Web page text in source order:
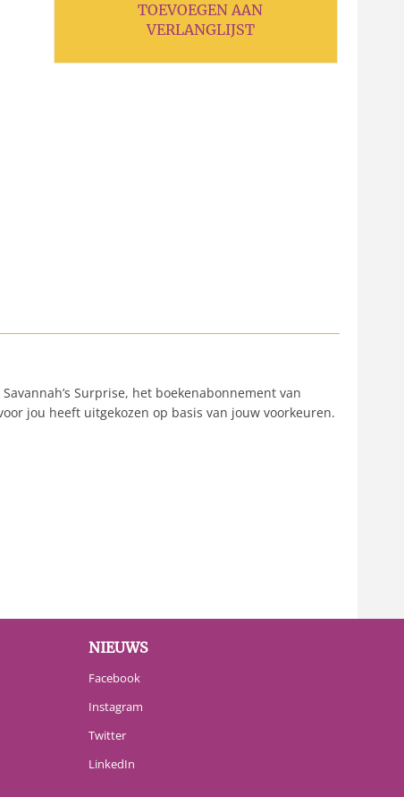
TOEVOEGEN AAN
VERLANGLIJST
Surprise, het boekenabonnement van
jou heeft uitgekozen op basis van jouw voorkeuren.
NIEUWS
Facebook
Instagram
Twitter
LinkedIn